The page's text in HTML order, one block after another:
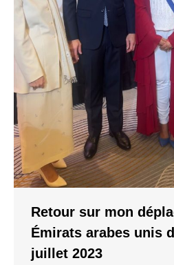
Retour sur mon
Émirats arabes unis
juillet 2023